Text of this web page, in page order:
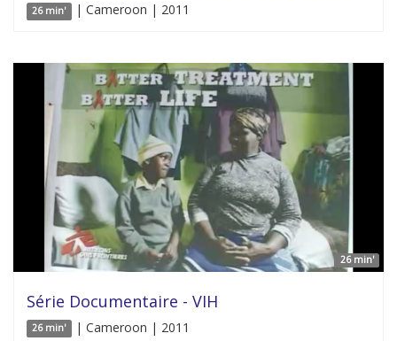
26 min' | Cameroon | 2011
26 min'
Série Documentaire - VIH
26 min' | Cameroon | 2011